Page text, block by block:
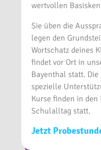
wertvollen
Sie üben die
legen den
Wortschatz deines
findet vor Ort in
Bayenthal statt.
spezielle
Kurse finden in
Schulalltag statt.
Jetzt